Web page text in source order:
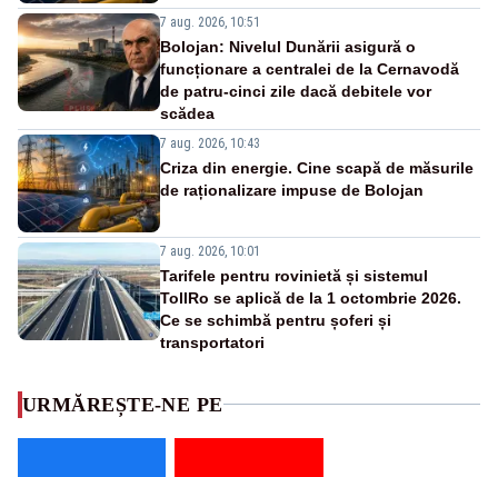
7 aug. 2026, 10:51
Bolojan: Nivelul Dunării asigură o
funcționare a centralei de la Cernavodă
de patru-cinci zile dacă debitele vor
scădea
7 aug. 2026, 10:43
Criza din energie. Cine scapă de măsurile
de raționalizare impuse de Bolojan
7 aug. 2026, 10:01
Tarifele pentru rovinietă și sistemul
TollRo se aplică de la 1 octombrie 2026.
Ce se schimbă pentru șoferi și
transportatori
URMĂREȘTE-NE PE